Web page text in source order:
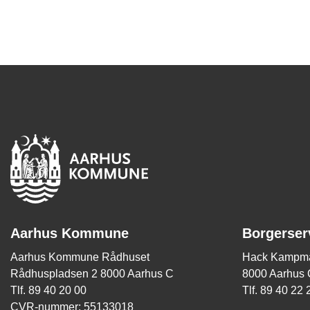
Aarhus Kommune
Aarhus Kommune Rådhuset
Rådhuspladsen 2 8000 Aarhus C
Tlf. 89 40 20 00
CVR-nummer: 55133018
Hack
8000 Aarhus
Tlf. 89 40 22